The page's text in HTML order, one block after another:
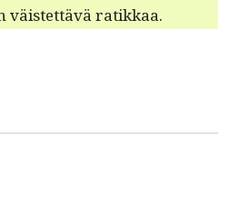
väis­tet­tävä ratikkaa.